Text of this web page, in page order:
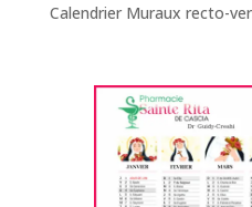
Calendrier Muraux recto-